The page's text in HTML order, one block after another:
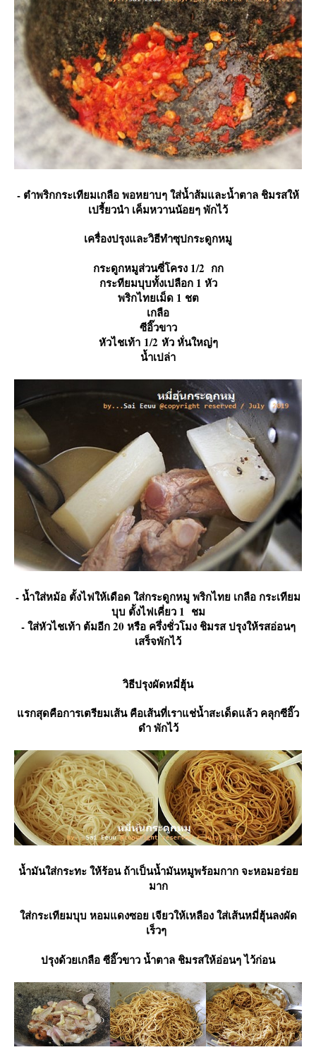
- ตำพริกกระเทียมเกลือ พอหยาบๆ ใส่น้ำส้มและน้ำตาล ชิมรสให้
เปรี้ยวนำ เค็มหวานน้อยๆ พักไว้
เครื่องปรุงและวิธีทำซุปกระดูกหมู
กระดูกหมูส่วนซี่โครง 1/2 กก
กระทียมบุบทั้งเปลือก 1 หัว
พริกไทยเม็ด 1 ชต
เกลือ
ซีอิ๊วขาว
หัวไชเท้า 1/2 หัว หั่นใหญ่ๆ
น้ำเปล่า
- น้ำใส่หม้อ ตั้งไฟให้เดือด ใส่กระดูกหมู พริกไทย เกลือ กระเทียม
บุบ ตั้งไฟเคี่ยว 1 ชม
- ใส่หัวไชเท้า ต้มอีก 20 หรือ ครึ่งชั่วโมง ชิมรส ปรุงให้รสอ่อนๆ
เสร็จพักไว้
วิธีปรุงผัดหมี่ฮุ้น
รกสุดคือการเตรียมเส้น คือเส้นที่เราแช่น้ำสะเด็ดแล้ว คลุกซีอิ๊ว
ดำ พักไว้
น้ำมันใส่กระทะ ให้ร้อน ถ้าเป็นน้ำมันหมูพร้อมกาก จะหอมอร่อ
มาก
ส่กระเทียมบุบ หอมแดงซอย เจียวให้เหลือง ใส่เส้นหมี่ฮุ้นลงผัด
เร็วๆ
ปรุงด้วยเกลือ ซีอิ๊วขาว น้ำตาล ชิมรสให้อ่อนๆ ไว้ก่อน